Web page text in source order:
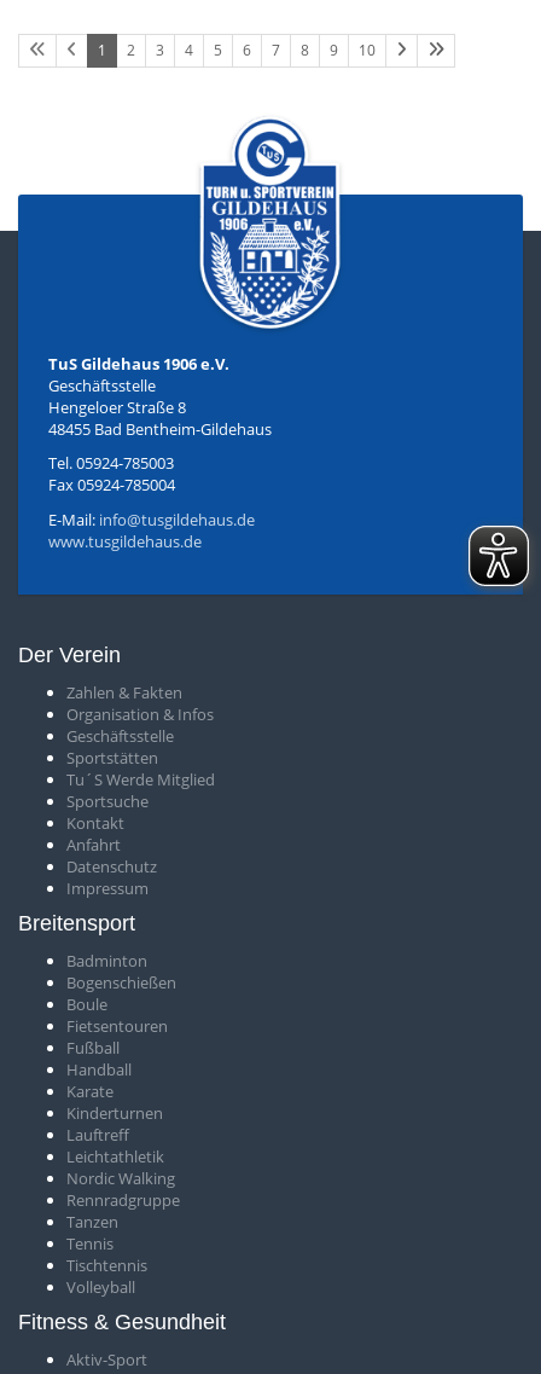
1 2 3 4 5 6 7 8 9 10
TuS Gildehaus 1906 e.V.
Geschäftsstelle
Hengeloer Straße 8
48455 Bad Bentheim-Gildehaus
Tel. 05924-785003
Fax 05924-785004
E-Mail: info@tusgildehaus.de
www.tusgildehaus.de
Der Verein
Zahlen & Fakten
Organisation & Infos
Geschäftsstelle
Sportstätten
Tu´S Werde Mitglied
Sportsuche
Kontakt
Anfahrt
Datenschutz
Impressum
Breitensport
Badminton
Bogenschießen
Boule
Fietsentouren
Fußball
Handball
Karate
Kinderturnen
Lauftreff
Leichtathletik
Nordic Walking
Rennradgruppe
Tanzen
Tennis
Tischtennis
Volleyball
Fitness & Gesundheit
Aktiv-Sport